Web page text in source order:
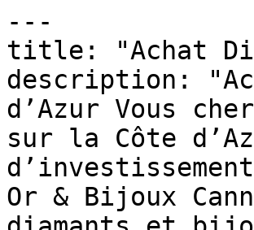
---
title: "Achat
description:
d’Azur Vous
sur la Côte
Or & Bijoux